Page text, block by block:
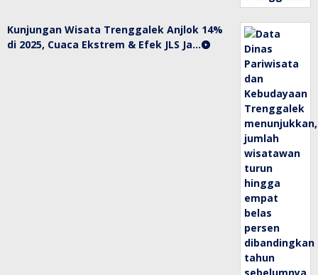
Kunjungan Wisata Trenggalek Anjlok 14%
di 2025, Cuaca Ekstrem & Efek JLS Ja…